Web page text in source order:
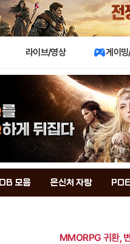
라이브/영상 게이
DB 모음 은신처 자랑
MMORPG 귀환,